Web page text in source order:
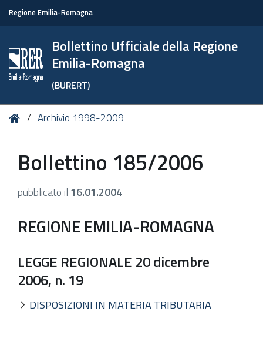
Regione Emilia-Romagna
Bollettino Ufficiale della Regione
Emilia-Romagna
(BURERT)
Tu HomeArchivio 1998-2009
Bollettino 185/2006
pubblicato il 16.01.2004
REGIONE EMILIA-ROMAGNA
LEGGE REGIONALE 20 dicembre
2006, n. 19
DISPOSIZIONI IN MATERIA TRIBUTARIA